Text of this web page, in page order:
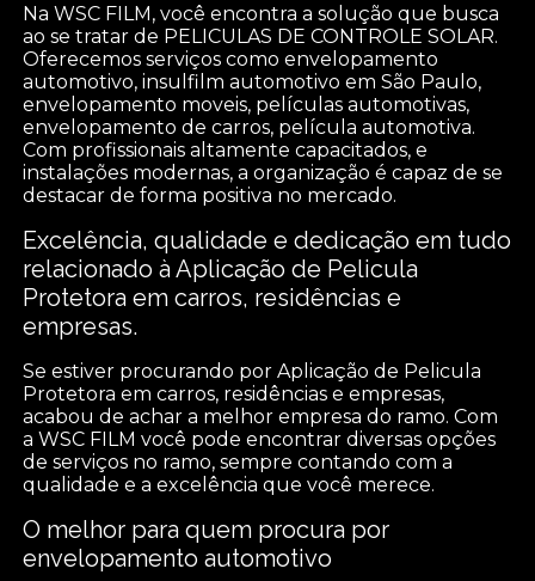
Na WSC FILM, você encontra a solução que busca
ao se tratar de PELICULAS DE CONTROLE SOLAR.
Oferecemos serviços como envelopamento
automotivo, insulfilm automotivo em São Paulo,
envelopamento moveis, películas automotivas,
envelopamento de carros, película automotiva.
Com profissionais altamente capacitados, e
instalações modernas, a organização é capaz de se
destacar de forma positiva no mercado.
Excelência, qualidade e dedicação em tudo
relacionado à Aplicação de Pelicula
Protetora em carros, residências e
empresas.
Se estiver procurando por Aplicação de Pelicula
Protetora em carros, residências e empresas,
acabou de achar a melhor empresa do ramo. Com
a WSC FILM você pode encontrar diversas opções
de serviços no ramo, sempre contando com a
qualidade e a excelência que você merece.
O melhor para quem procura por
envelopamento automotivo